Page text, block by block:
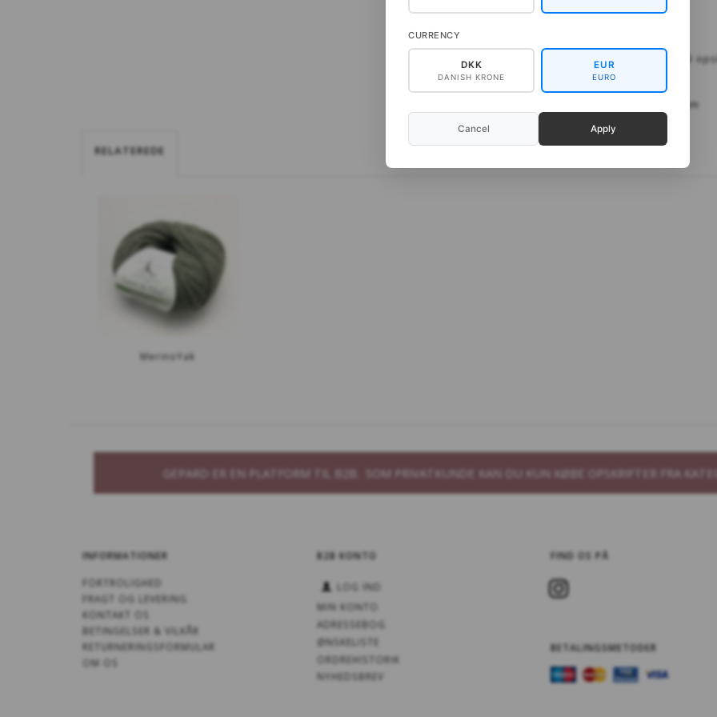
Pinde: 5mm
Færdige mål: ca. 45 x 200 cm
3 opskrifter koster 60kr - mindstebestilling 3
Materialer: Merino Yak fra Laines du Nord Pinde: 5 mm
RELATEREDE
MerinoYak
GEPARD ER EN PLATFORM TIL B2B. SOM PRIVATKUNDE KAN DU KUN KØBE OPSKRIFTER FRA
INFORMATIONER
FORTROLIGHED
FRAGT OG LEVERING
KONTAKT OS
BETINGELSER & VILKÅR
RETURNERINGSFORMULAR
OM OS
B2B KONTO
LOG IND
MIN KONTO
ADRESSEBOG
ØNSKELISTE
ORDREHISTORIK
NYHEDSBREV
FIND OS PÅ
BETALINGSMETODER
CURRENCY
DKK
DANISH KRONE
EUR
EURO
Cancel Apply